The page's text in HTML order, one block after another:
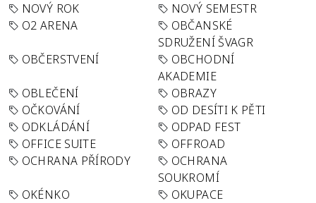
NOVÝ ROK
NOVÝ SEMESTR
O2 ARENA
OBČANSKÉ
SDRUŽENÍ ŠVAGR
OBČERSTVENÍ
OBCHODNÍ
AKADEMIE
OBLEČENÍ
OBRAZY
OČKOVÁNÍ
OD DESÍTI K PĚTI
ODKLÁDÁNÍ
ODPAD FEST
OFFICE SUITE
OFFROAD
OCHRANA PŘÍRODY
OCHRANA
SOUKROMÍ
OKÉNKO
OKUPACE